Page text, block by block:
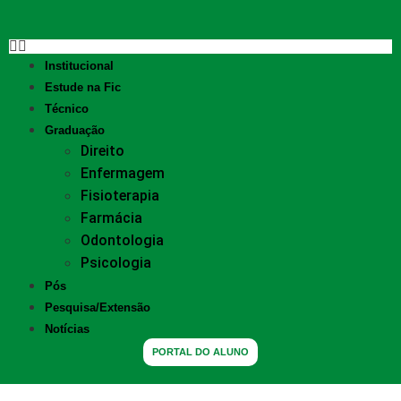
Institucional
Estude na Fic
Técnico
Graduação
Direito
Enfermagem
Fisioterapia
Farmácia
Odontologia
Psicologia
Pós
Pesquisa/Extensão
Notícias
PORTAL DO ALUNO